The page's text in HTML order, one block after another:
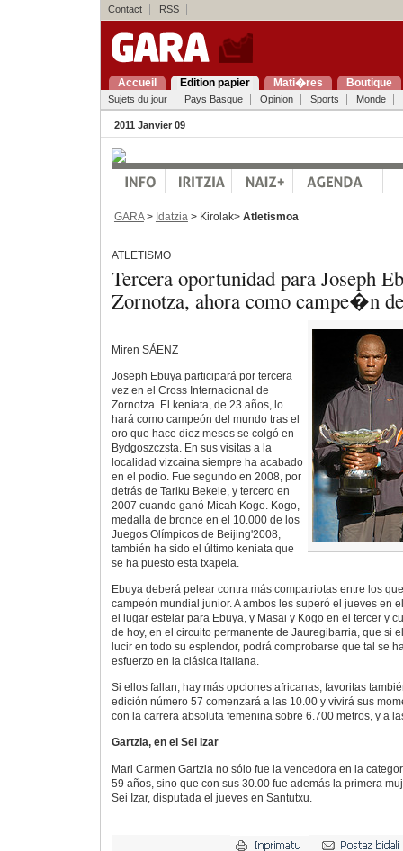
Contact RSS
Accueil Edition papier Mati�res Boutique
Sujets du jour Pays Basque Opinion Sports Monde
2011 Janvier 09
GARA> Idatzia > Kirolak> Atletismoa
ATLETISMO
Tercera oportunidad para Joseph
Zornotza, ahora como campe�n
Miren SÁENZ
Joseph Ebuya participará por tercera
vez en el Cross Internacional de
Zornotza. El keniata, de 23 años, lo
hará como campeón del mundo tras el
oro que hace diez meses se colgó en
Bydgoszczsta. En sus visitas a la
localidad vizcaina siempre ha acabado
en el podio. Fue segundo en 2008, por
detrás de Tariku Bekele, y tercero en
2007 cuando ganó Micah Kogo. Kogo,
medalla de bronce en el 10.000 de los
Juegos Olímpicos de Beijing'2008,
también ha sido el último keniata que
se ha puesto esta txapela.
Ebuya deberá pelear contra más compatriotas entre los
campeón mundial junior. A ambos les superó el jueves en
el lugar estelar para Ebuya, y Masai y Kogo en el tercer y
de hoy, en el circuito permanente de Jauregibarria, que si
lucir en todo su esplendor, podrá comprobarse que tal se
esfuerzo en la clásica italiana.
Si ellos fallan, hay más opciones africanas, favoritas
edición número 57 comenzará a las 10.00 y vivirá sus
con la carrera absoluta femenina sobre 6.700 metros, y a
Gartzia, en el Sei Izar
Mari Carmen Gartzia no sólo fue la vencedora en la
59 años, sino que con sus 30.00 fue además la primera
Sei Izar, disputada el jueves en Santutxu.